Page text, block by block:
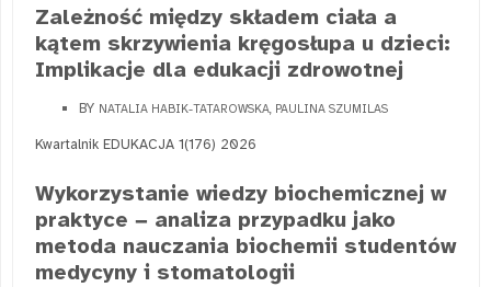
Zależność między składem ciała a
kątem skrzywienia kręgosłupa u dzieci:
Implikacje dla edukacji zdrowotnej
BY NATALIA HABIK-TATAROWSKA, PAULINA SZUMILAS
Kwartalnik EDUKACJA 1(176) 2026
Wykorzystanie wiedzy biochemicznej w
praktyce − analiza przypadku jako
metoda nauczania biochemii studentów
medycyny i stomatologii